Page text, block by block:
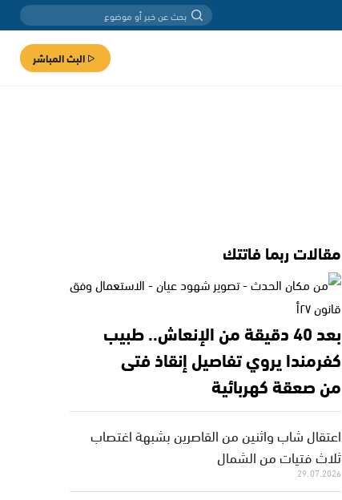
البث المباشر
مقالات ربما فاتتك
بعد 40 دقيقة من الإنعاش.. طبيب
كفرمندا يروي تفاصيل إنقاذ فتى
من صعقة كهربائية
اعتقال شاب واثنين من القاصرين بشبهة اغتصاب
ثلاث فتيات من الشمال
29.07.2026